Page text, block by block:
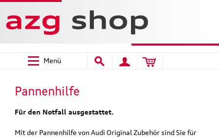
Menü
Pannenhilfe
Für den Notfall ausgestattet.
Mit der Pannenhilfe von Audi Original Zubehör sind Sie für